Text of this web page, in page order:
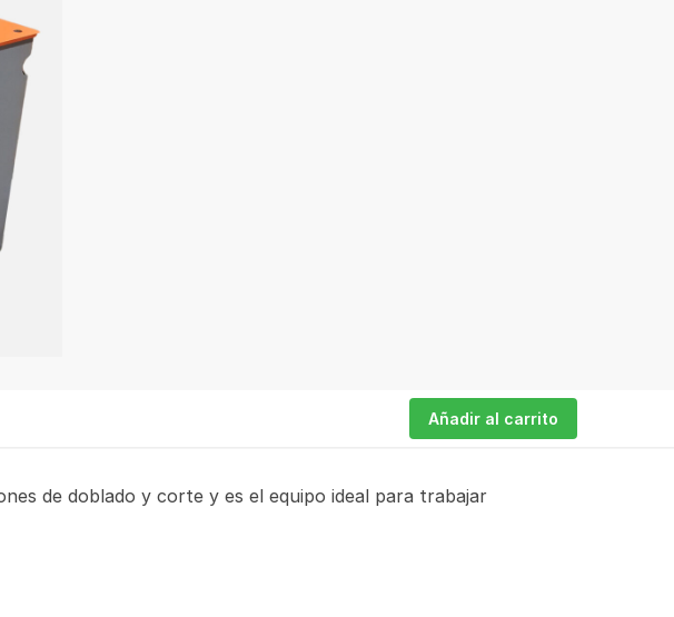
Añadir al carrito
de doblado y corte y es el equipo ideal para trabajar